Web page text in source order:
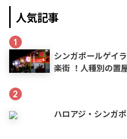
人気記事
1
シンガポールゲイ
楽街 ！人種別の置
2
ハロアジ・シンガ